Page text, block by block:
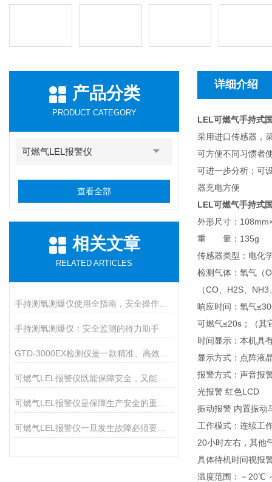
产品分类
PRODUCT CATEGORY
可燃气LEL报警仪
查看全部
相关文章
RELATED ARTICLES
手持测氧测爆仪：安全监测的得力助手
详细介绍
LEL可燃气手持式
采用进口传感器，
可方便不同习惯者
可进一步分析；可
器充电方便
LEL可燃气手持式
外形尺寸：
重 量：135g
传感器类型：电化
检测气体：氧气（
（CO、H2S、
响应时间：氧气
可燃气≤20s；（其
时间显示：本机具
显示方式：点阵液
报警方式：声音报
光报警 红色LCD
振动报警 内置振动
工作模式：连续工
20小时左右，其他
具体待机时间视报
温度范围：－20℃